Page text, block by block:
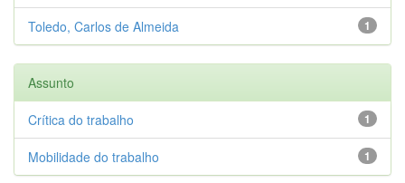
1
Toledo, Carlos de Almeida
Assunto
1
Crítica do trabalho
1
Mobilidade do trabalho